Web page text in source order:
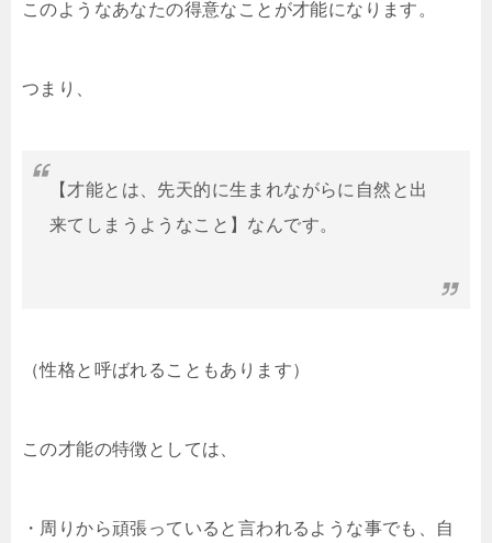
このようなあなたの得意なことが才能になります。
つまり、
【才能とは、先天的に生まれながらに自然と出
来てしまうようなこと】なんです。
（性格と呼ばれることもあります）
この才能の特徴としては、
・周りから頑張っていると言われるような事でも、自